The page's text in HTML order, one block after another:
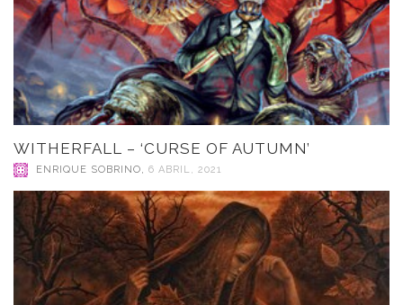
WITHERFALL – ‘CURSE OF AUTUMN’
ENRIQUE SOBRINO, 6 ABRIL, 2021